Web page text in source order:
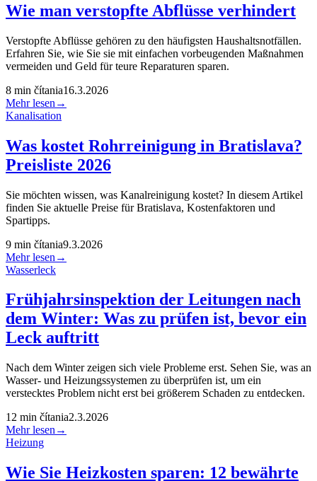
Wie man verstopfte Abflüsse verhindert
Verstopfte Abflüsse gehören zu den häufigsten Haushaltsnotfällen.
Erfahren Sie, wie Sie sie mit einfachen vorbeugenden Maßnahmen
vermeiden und Geld für teure Reparaturen sparen.
8 min čítania16.3.2026
Mehr lesen →
Kanalisation
Was kostet Rohrreinigung in Bratislava?
Preisliste 2026
Sie möchten wissen, was Kanalreinigung kostet? In diesem Artikel
finden Sie aktuelle Preise für Bratislava, Kostenfaktoren und
Spartipps.
9 min čítania9.3.2026
Mehr lesen →
Wasserleck
Frühjahrsinspektion der Leitungen nach
dem Winter: Was zu prüfen ist, bevor ein
Leck auftritt
Nach dem Winter zeigen sich viele Probleme erst. Sehen Sie, was an
Wasser- und Heizungssystemen zu überprüfen ist, um ein
verstecktes Problem nicht erst bei größerem Schaden zu entdecken.
12 min čítania2.3.2026
Mehr lesen →
Heizung
Wie Sie Heizkosten sparen: 12 bewährte